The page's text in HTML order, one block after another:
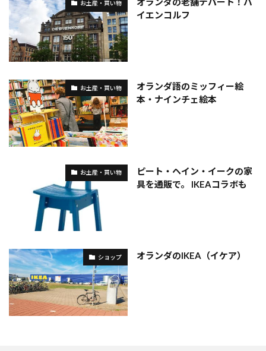
お土産・買い物
イエンコルフ
お土産・買い物
オランダ語のミッフィー絵
本・ナインチェ絵本
お土産・買い物
ピート・ヘイン・イークの家
具を通販で。 IKEAコラボも
ショップ オランダのIKEA（イケア）